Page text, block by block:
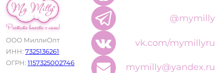
ООО МиллиОпт
ИНН: 7325136261
ОГРН: 1157325002746
@mymilly
vk.com/mymillyru
mymilly@yandex.ru